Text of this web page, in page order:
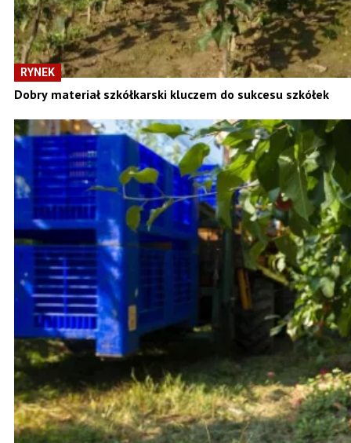
RYNEK
Dobry materiał szkółkarski kluczem do sukcesu szkółek